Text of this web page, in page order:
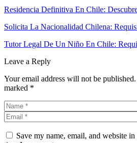
Residencia Definitiva En Chile:
Solicita La Nacionalidad Chilena:
Tutor Legal De Un Niño En Chile:
Leave a Reply
Your email address will not be published.
marked *
Save my name, email, and website